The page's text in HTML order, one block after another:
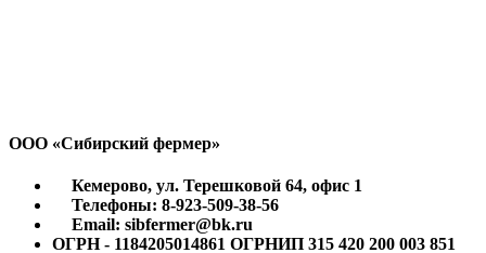
ООО «Сибирский фермер»
Кемерово, ул. Терешковой 64, офис 1
Телефоны: 8-923-509-38-56
Email: sibfermer@bk.ru
ОГРН - 1184205014861 ОГРНИП 315 420 200 003 851